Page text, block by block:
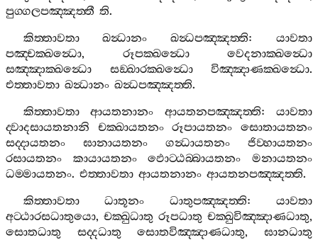
පුග‍්ගලපඤ‍්ඤත‍්තී ති.
කිත‍්තාවතා
ඛන්‍ධානං ඛන්‍ධපඤ‍්ඤත‍්ති:යාවතා
පඤ‍්චක‍්ඛන්‍ධො, රූපක‍්ඛන්‍ධො
වෙදනාක‍්ඛන්‍ධො
සඤ‍්ඤාක‍්ඛන්‍ධො
සඞ‍්ඛාරක‍්ඛන්‍ධො විඤ‍්ඤාණක‍්ඛන්‍ධො.
එත‍්තාවතා ඛන්‍ධානං ඛන්‍ධපඤ‍්ඤත‍්ති.
කිත‍්තාවතා
ආයතනානං ආයතනපඤ‍්ඤත‍්ති:යාවතා
ද‍්වාදසායතනානි
චක‍්ඛායතනං රූපායතනං
සොතායතනං
සද‍්දායතනං
ඝානායතනං ගන්‍ධායතනං
ජිව‍්හායතනං
රසායතනං
කායායතනං ඵොට‍්ඨබ‍්බායතනං
මනායතනං
ධම‍්මායතනං. එත‍්තාවතා ආයතනානං ආයතනපඤ‍්ඤත‍්ති.
කිත‍්තාවතා
ධාතූනං ධාතුපඤ‍්ඤත‍්ති:යාවතා
අට‍්ඨාරසධාතුයො, චක‍්ඛුධාතු රූපධාතු චක‍්ඛුවිඤ‍්ඤාණධාතු,
සොතධාතු
සද‍්දධාතු සොතවිඤ‍්ඤාණධාතු,ඝානධාතු